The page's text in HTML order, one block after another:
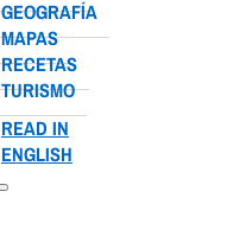
GEOGRAFÍA
MAPAS
RECETAS
TURISMO
READ IN
ENGLISH